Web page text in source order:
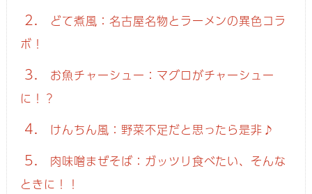
2.
どて煮風：名古屋名物とラーメンの異色コラ
ボ！
3.
お魚チャーシュー：マグロがチャーシュー
に！？
4. けんちん風：野菜不足だと思ったら是非♪
5.
肉味噌まぜそば：ガッツリ食べたい、そんな
ときに！！